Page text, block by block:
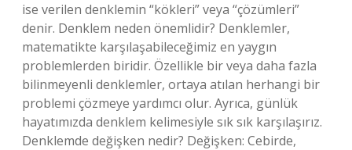
ise verilen denklemin “kökleri” veya “çözümleri”
denir. Denklem neden önemlidir? Denklemler,
matematikte karşılaşabileceğimiz en yaygın
problemlerden biridir. Özellikle bir veya daha fazla
bilinmeyenli denklemler, ortaya atılan herhangi bir
problemi çözmeye yardımcı olur. Ayrıca, günlük
hayatımızda denklem kelimesiyle sık sık karşılaşırız.
Denklemde değişken nedir? Değişken: Cebirde,